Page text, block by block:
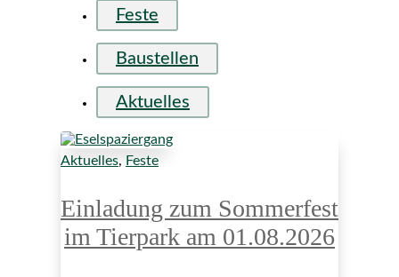
Feste
Baustellen
Aktuelles
Aktuelles, Feste
Einladung zum Sommerfest
im Tierpark am 01.08.2026